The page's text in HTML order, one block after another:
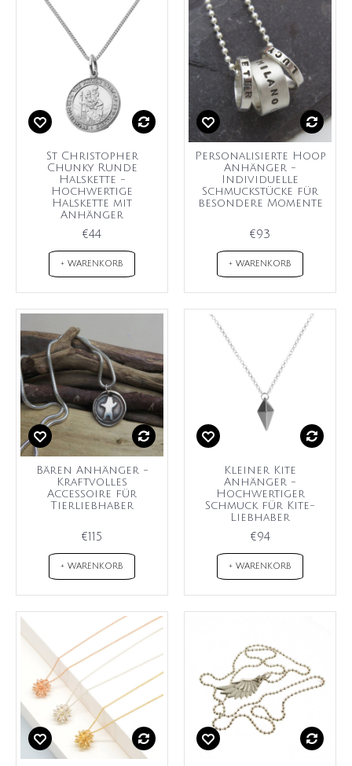
St Christopher
Chunky Runde
Halskette -
Hochwertige
Halskette mit
Anhänger
€44
+ WARENKORB
Personalisierte Hoop
Anhänger -
Individuelle
Schmuckstücke für
besondere Momente
€93
+ WARENKORB
Bären Anhänger -
Kraftvolles
Accessoire für
Tierliebhaber
€115
+ WARENKORB
Kleiner Kite
Anhänger -
Hochwertiger
Schmuck für Kite-
Liebhaber
€94
+ WARENKORB